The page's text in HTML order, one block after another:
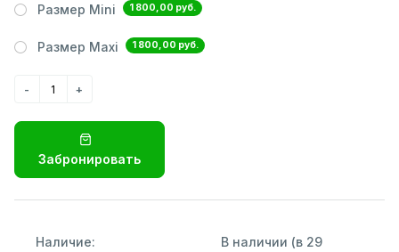
Размер Mini 1 800,00 руб.
Размер Maxi 1 800,00 руб.
Забронировать
Наличие:
В наличии (в 29